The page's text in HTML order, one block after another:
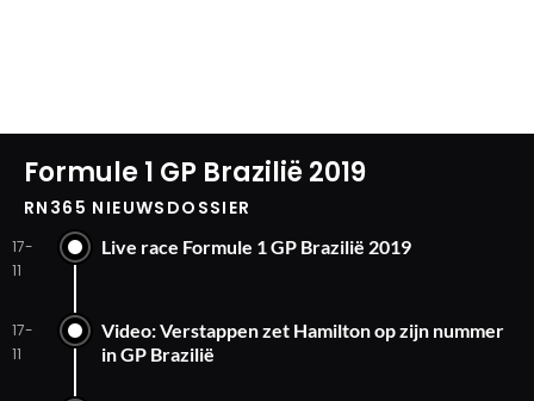
Formule 1 GP Brazilië 2019
RN365 NIEUWSDOSSIER
17-
11
Live race Formule 1 GP Brazilië 2019
17-
11
Video: Verstappen zet Hamilton op zijn nummer
in GP Brazilië